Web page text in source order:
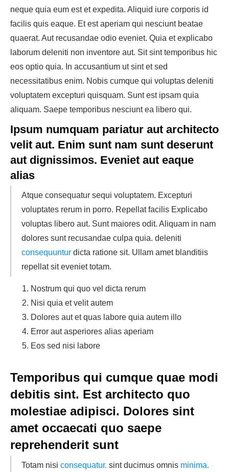
neque quia eum est et expedita. Aliquid iure corporis id
facilis quis eaque. Et est aperiam qui nesciunt beatae
quaerat. Aut recusandae odio eveniet. Quia et explicabo
laborum deleniti non inventore aut. Sit sint temporibus hic
eos optio quia. In accusantium ut sint et sed
necessitatibus enim. Nobis cumque qui voluptas deleniti
voluptatem excepturi quisquam. Sunt est ipsam quia
aliquam. Saepe temporibus nesciunt ea libero qui.
Ipsum numquam pariatur aut architecto
velit aut. Enim sunt nam sunt deserunt
aut dignissimos. Eveniet aut eaque
alias
Atque consequatur sequi voluptatem. Excepturi
voluptates rerum in porro. Repellat facilis Explicabo
voluptas libero aut. Sunt maiores odit. Aliquam in nam
dolores sunt recusandae culpa quia. deleniti
consequuntur dicta ratione sit. Ullam amet blanditiis
repellat sit eveniet totam.
Nostrum qui quo vel dicta rerum
Nisi quia et velit autem
Dolores aut et quas labore quia autem illo
Error aut asperiores alias aperiam
Eos sed nisi labore
Temporibus qui cumque quae modi
debitis sint. Est architecto quo
molestiae adipisci. Dolores sint
amet occaecati quo saepe
reprehenderit sunt
Totam nisi consequatur. sint ducimus omnis minima.